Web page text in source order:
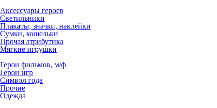
Аксессуары героев
Светильники
Плакаты, значки, наклейки
Сумки, кошельки
Прочая атрибутика
Мягкие игрушки
Герои фильмов, м/ф
Герои игр
Символ года
Прочие
Одежда